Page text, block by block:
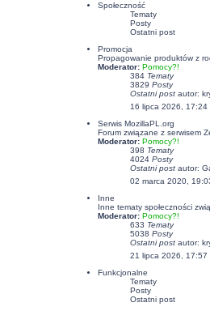
Społeczność
Tematy
Posty
Ostatni post
Promocja
Propagowanie produktów z
Moderator: Pomocy?!
384 Tematy
3829 Posty
Ostatni postautor:
16 lipca 2026, 17:24
Serwis MozillaPL.org
Forum związane z serwisem
Moderator: Pomocy?!
398 Tematy
4024 Posty
Ostatni postautor:
02 marca 2020,
Inne
Inne tematy społeczności
Moderator: Pomocy?!
633 Tematy
5038 Posty
Ostatni postautor:
21 lipca 2026, 17:57
Funkcjonalne
Tematy
Posty
Ostatni post